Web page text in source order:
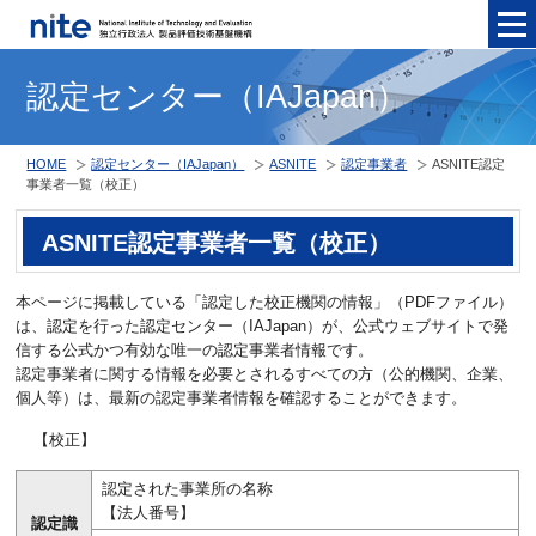
認定センター（IAJapan）
HOME 認定センター（IAJapan） ASNITE 認定事業者
ASNITE認定
事業者一覧（校正）
ASNITE認定事業者一覧（校正）
本ページに掲載している「認定した校正機関の情報」（PDFファイル）
は、認定を行った認定センター（IAJapan）が、公式ウェブサイトで発
信する公式かつ有効な唯一の認定事業者情報です。
認定事業者に関する情報を必要とされるすべての方（公的機関、企業、
個人等）は、最新の認定事業者情報を確認することができます。
【校正】
認定識
認定された事業所の名称
【法人番号】